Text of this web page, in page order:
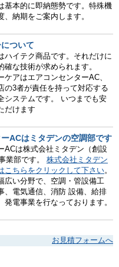
基本的に即納態勢です。特殊機
、納期をご案内します。
ついて
ハイテク商品です。それだけに
確な技術が求められます。
ケアはエアコンセンターAC、
の3者が責任を持って対応する
システムです。 いつまでも安
だけます
ACはミタデンの空調部です
ACは株式会社ミタデン（創設
業部です。 株式会社ミタデン
こちらをクリックして下さい。
広い分野で、空調・管設備工
、電気通信、消防 設備、給排
発電事業を行なっております。
お見積フォームへ